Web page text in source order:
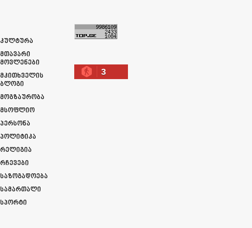
Კულტურა
Მთავარი
Მოვლენები
Მკითხველის
Ბლოგი
Მოგზაურობა
Მსოფლიო
Პერსონა
Პოლიტიკა
Რელიგია
Რჩევები
Საზოგადოება
Სამართალი
Სპორტი
3